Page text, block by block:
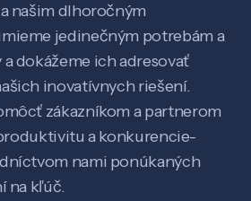
našim dlhoročným
jedinečným potrebám a
dokážeme ich adresovať
inovatívnych riešení.
zákazníkom a partnerom
a konkurencie-
nami ponúkaných
na kľúč.